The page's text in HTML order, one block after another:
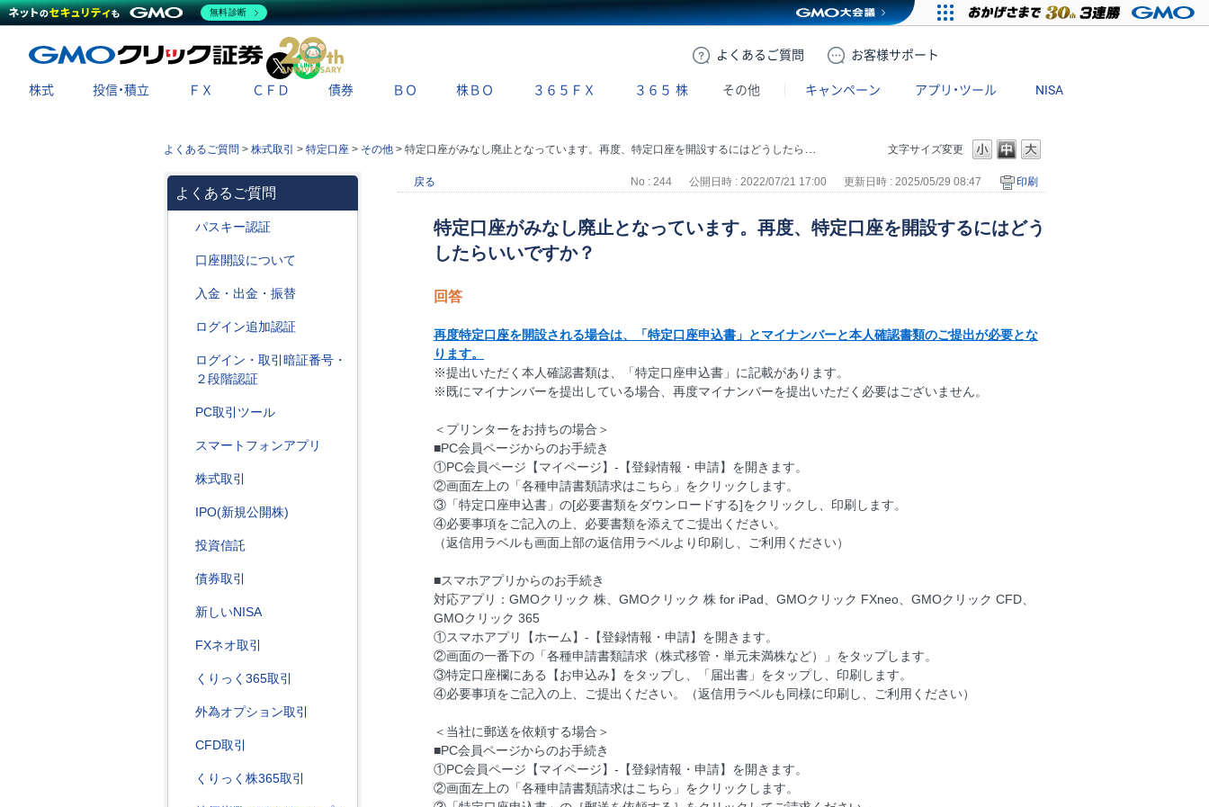
よくある ご質問 お客様サポート
X
株式 投信・積立 ＦＸ ＣＦＤ 債券 ＢＯ 株ＢＯ ３６５ＦＸ ３６５ 株 その他 キャンペーン アプリ・ツール NISA
文字サイズ変更
よくあるご質問 > 株式取引 > 特定口座 > その他 > 特定口座がみなし廃止となっています。再度、特定口座を開設するにはどうしたらいいですか？
よくあるご質問
パスキー認証
口座開設について
入金・出金・振替
ログイン追加認証
ログイン・取引暗証番号・
２段階認証
PC取引ツール
スマートフォンアプリ
株式取引
IPO(新規公開株)
投資信託
債券取引
新しいNISA
FXネオ取引
くりっく365取引
外為オプション取引
CFD取引
くりっく株365取引
戻る No : 244 公開日時 : 2022/07/21 17:00 更新日時 : 2025/05/29 08:47 印刷
特定口座がみなし廃止となっています。再度、特定口座を開設するにはどう
したらいいですか？
回答
再度特定口座を開設される場合は、「特定口座申込書」とマイナンバーと本人確認書類のご提出が必要とな
ります。
※提出いただく本人確認書類は、「特定口座申込書」に記載があります。
※既にマイナンバーを提出している場合、再度マイナンバーを提出いただく必要はございません。
＜プリンターをお持ちの場合＞
■PC会員ページからのお手続き
①PC会員ページ【マイページ】-【登録情報・申請】を開きます。
②画面左上の「各種申請書類請求はこちら」をクリックします。
③「特定口座申込書」の[必要書類をダウンロードする]をクリックし、印刷します。
④必要事項をご記入の上、必要書類を添えてご提出ください。
（返信用ラベルも画面上部の返信用ラベルより印刷し、ご利用ください）
■スマホアプリからのお手続き
対応アプリ：GMOクリック 株、GMOクリック 株 for iPad、GMOクリック FXneo、GMOクリック CFD、
GMOクリック 365
①スマホアプリ【ホーム】-【登録情報・申請】を開きます。
②画面の一番下の「各種申請書類請求（株式移管・単元未満株など）」をタップします。
③特定口座欄にある【お申込み】をタップし、「届出書」をタップし、印刷します。
④必要事項をご記入の上、ご提出ください。（返信用ラベルも同様に印刷し、ご利用ください）
＜当社に郵送を依頼する場合＞
■PC会員ページからのお手続き
①PC会員ページ【マイページ】-【登録情報・申請】を開きます。
②画面左上の「各種申請書類請求はこちら」をクリックします。
無料診断